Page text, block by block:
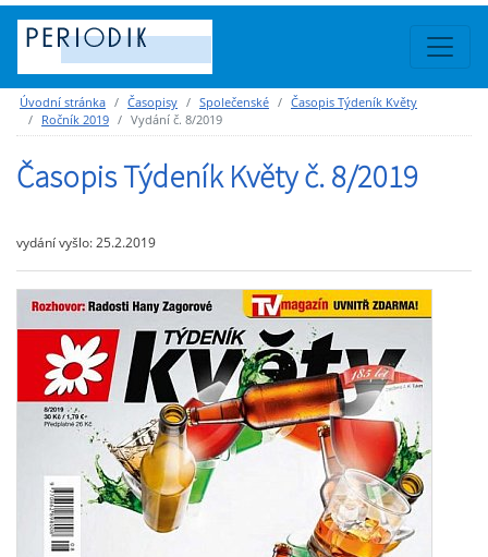
Úvodní stránka Časopisy Společenské
Časopis Týdeník Květy
Ročník 2019
Vydání č. 8/2019
Časopis Týdeník Květy č. 8/2019
vydání vyšlo: 25.2.2019